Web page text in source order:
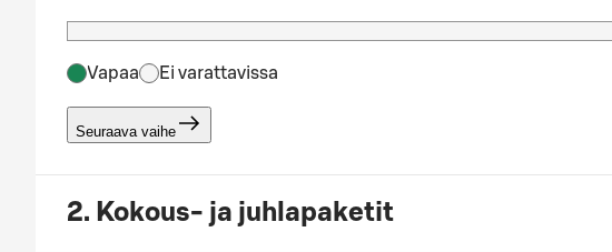
Vapaa Ei varattavissa
Seuraava vaihe
2. Kokous- ja juhlapaketit